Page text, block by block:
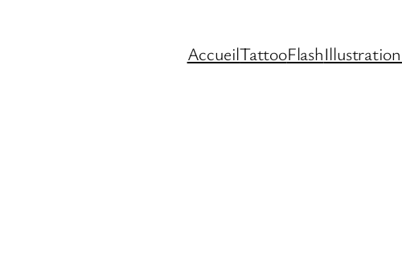
AccueilTattooFlashIllustration